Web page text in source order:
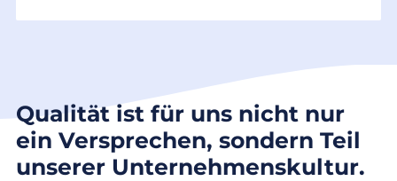
Qualität ist für uns nicht nur
ein Versprechen, sondern Teil
unserer Unternehmenskultur.